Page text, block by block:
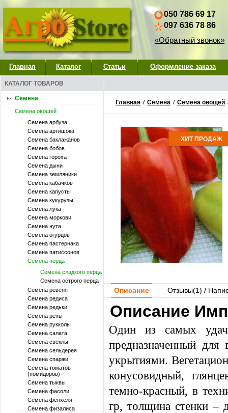
050 786 69 17
097 636 78 86
«Обратный звонок»
Главная Каталог Статьи Оформление заказа
КАТАЛОГ ТОВАРОВ
Семена
Семена овощей
Семена арбуза
Семена артишока
Семена баклажанов
Семена бобов
Семена гороха
Семена дыни
Семена земляники
Семена кабачков
Семена капусты
Семена кукурузы
Семена лука
Семена моркови
Семена нута
Семена огурцов
Семена пастернака
Семена патиссонов
Семена перца
Семена сладкого перца
Семена острого перца
Семена ревеня
Семена редиса
Семена редьки
Семена репы
Семена рукколы
Семена салата
Семена свеклы
Семена сельдерея
Семена спаржи
Семена томатов
(помидоров)
Семена тыквы
Семена фасоли
Семена фенхеля
Семена физалиса
Главная / Семена / Семена овощей
ХИТ ПРОДАЖ
Описание Отзывы(1) /
Описание
Один из самых
предназначенный
укрытиями.
конусовидный,
темно-красный, в
гр, толщина стенки